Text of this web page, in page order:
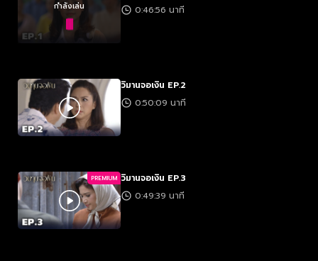
กำลังเล่น
0:46:56 นาที
วิมานจอเงิน EP.2
0:50:09 นาที
PREMIUM วิมานจอเงิน EP.3
0:49:39 นาที